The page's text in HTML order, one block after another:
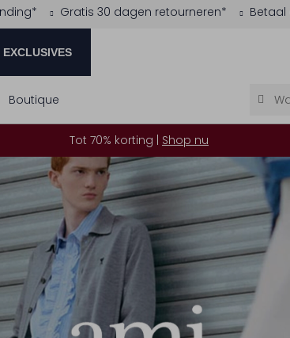
Gratis 30 dagen retourneren* Betaal
EXCLUSIVES
Boutique
Tot 70% korting | Shop nu